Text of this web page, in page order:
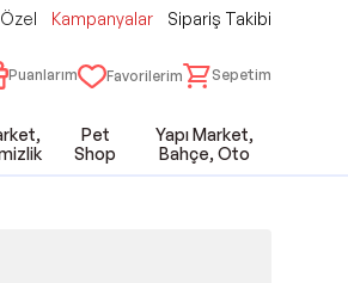
Kampanyalar Sipariş Takibi
Puanlarım Favorilerim Sepetim
Pet
Shop
Yapı Market,
Bahçe, Oto